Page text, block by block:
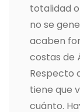
totalidad
no se
acaben
costas de
Respecto
tiene que
cuánto.